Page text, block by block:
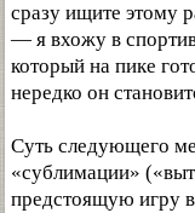
сразу ищите этому
— я вхожу в
который на пике
нередко он
Суть следующего
«сублимации»
предстоящую игру